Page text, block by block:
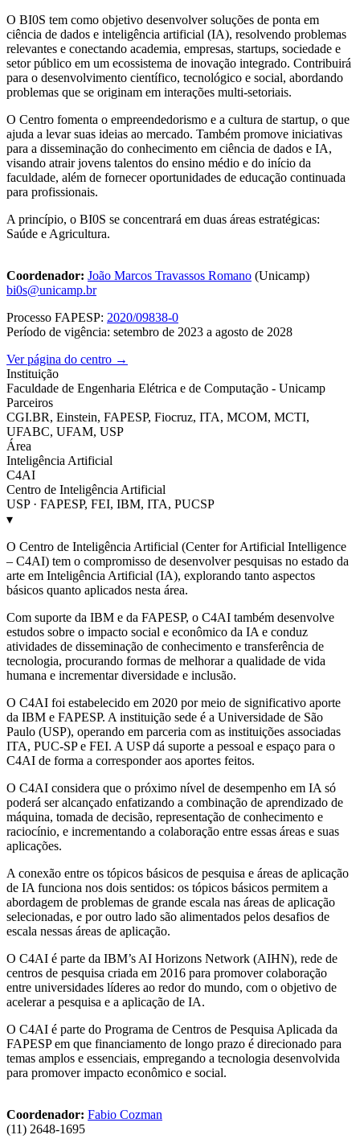
O BI0S tem como objetivo desenvolver soluções de ponta em
ciência de dados e inteligência artificial (IA), resolvendo problemas
relevantes e conectando academia, empresas, startups, sociedade e
setor público em um ecossistema de inovação integrado. Contribuirá
para o desenvolvimento científico, tecnológico e social, abordando
problemas que se originam em interações multi-setoriais.
O Centro fomenta o empreendedorismo e a cultura de startup, o que
ajuda a levar suas ideias ao mercado. Também promove iniciativas
para a disseminação do conhecimento em ciência de dados e IA,
visando atrair jovens talentos do ensino médio e do início da
faculdade, além de fornecer oportunidades de educação continuada
para profissionais.
A princípio, o BI0S se concentrará em duas áreas estratégicas:
Saúde e Agricultura.
Coordenador: João Marcos Travassos Romano (Unicamp)
bi0s@unicamp.br
Processo FAPESP: 2020/09838-0
Período de vigência: setembro de 2023 a agosto de 2028
Ver página do centro →
Instituição
Faculdade de Engenharia Elétrica e de Computação - Unicamp
Parceiros
CGI.BR, Einstein, FAPESP, Fiocruz, ITA, MCOM, MCTI,
UFABC, UFAM, USP
Área
Inteligência Artificial
C4AI
Centro de Inteligência Artificial
USP · FAPESP, FEI, IBM, ITA, PUCSP
▾
O Centro de Inteligência Artificial (Center for Artificial Intelligence
– C4AI) tem o compromisso de desenvolver pesquisas no estado da
arte em Inteligência Artificial (IA), explorando tanto aspectos
básicos quanto aplicados nesta área.
Com suporte da IBM e da FAPESP, o C4AI também desenvolve
estudos sobre o impacto social e econômico da IA e conduz
atividades de disseminação de conhecimento e transferência de
tecnologia, procurando formas de melhorar a qualidade de vida
humana e incrementar diversidade e inclusão.
O C4AI foi estabelecido em 2020 por meio de significativo aporte
da IBM e FAPESP. A instituição sede é a Universidade de São
Paulo (USP), operando em parceria com as instituições associadas
ITA, PUC-SP e FEI. A USP dá suporte a pessoal e espaço para o
C4AI de forma a corresponder aos aportes feitos.
O C4AI considera que o próximo nível de desempenho em IA só
poderá ser alcançado enfatizando a combinação de aprendizado de
máquina, tomada de decisão, representação de conhecimento e
raciocínio, e incrementando a colaboração entre essas áreas e suas
aplicações.
A conexão entre os tópicos básicos de pesquisa e áreas de aplicação
de IA funciona nos dois sentidos: os tópicos básicos permitem a
abordagem de problemas de grande escala nas áreas de aplicação
selecionadas, e por outro lado são alimentados pelos desafios de
escala nessas áreas de aplicação.
O C4AI é parte da IBM’s AI Horizons Network (AIHN), rede de
centros de pesquisa criada em 2016 para promover colaboração
entre universidades líderes ao redor do mundo, com o objetivo de
acelerar a pesquisa e a aplicação de IA.
O C4AI é parte do Programa de Centros de Pesquisa Aplicada da
FAPESP em que financiamento de longo prazo é direcionado para
temas amplos e essenciais, empregando a tecnologia desenvolvida
para promover impacto econômico e social.
Coordenador: Fabio Cozman
(11) 2648-1695